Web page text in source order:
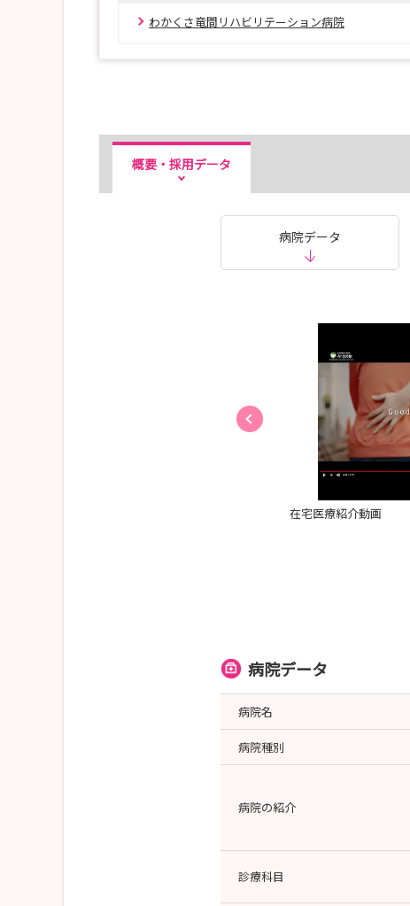
わかくさ竜間リハビリテーション病院
概要・採用データ
病院データ
在宅医療紹介動画
病院データ
病院名
病院種別
病院の紹介
診療科目